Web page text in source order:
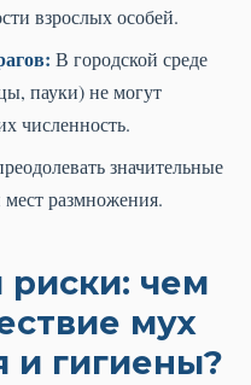
взрослых особей.
В городской среде
пауки) не могут
численность.
значительные
размножения.
риски: чем
мух
и гигиены?